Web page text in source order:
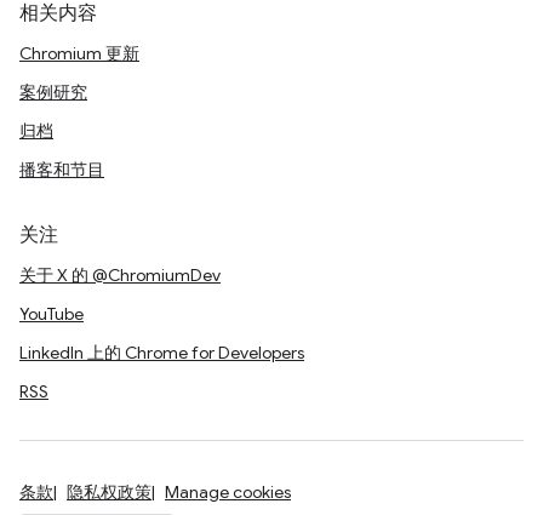
相关内容
Chromium 更新
案例研究
归档
播客和节目
关注
关于 X 的 @ChromiumDev
YouTube
LinkedIn 上的 Chrome for Developers
RSS
条款 隐私权政策 Manage cookies